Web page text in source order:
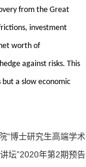
from the Great
investment
worth of
against risks. This
a slow economic
“博士研究生高端学术
讲坛”2020年第2期预告